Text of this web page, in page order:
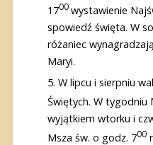
1700wystawienie
spowiedź święta. W
różaniec
Maryi.
W lipcu i sierpniu
Świętych. W tygodniu
wyjątkiem wtorku i
Msza św. o godz. 700